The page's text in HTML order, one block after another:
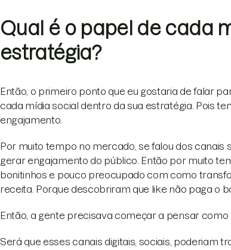
Qual é o papel de cada
estratégia?
Então, o primeiro ponto que eu gostaria de falar
cada mídia social dentro da sua estratégia. Pois
engajamento.
Por muito tempo no mercado, se falou dos
gerar engajamento do público. Então por muito
bonitinhos e pouco preocupado com como
receita. Porque descobriram que like não paga o
Então, a gente precisava começar a pensar
Será que esses canais digitais, sociais, poderiam